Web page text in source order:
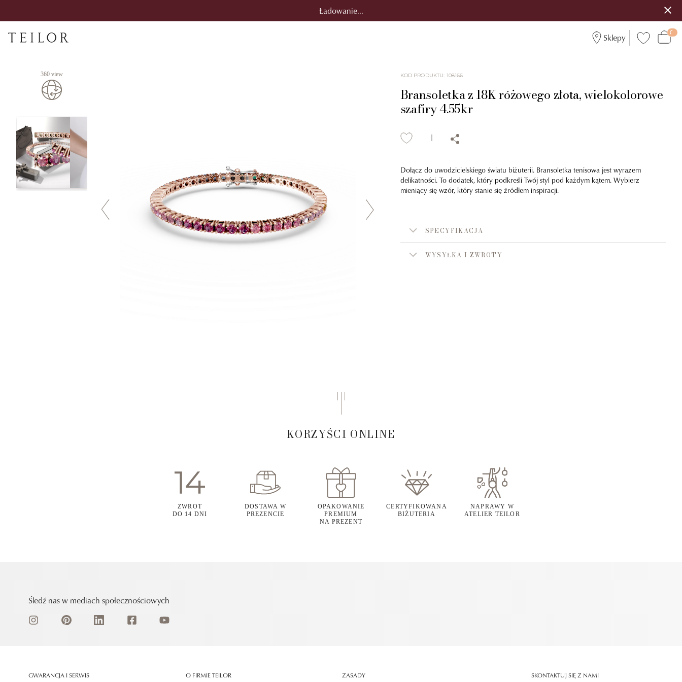
Ładowanie...
Sklepy
360 view KOD PRODUKTU: 108166
Bransoletka z 18K różowego złota, wielokolorowe
szafiry 4.55kr
Dołącz do uwodzicielskiego światu biżuterii. Bransoletka tenisowa jest wyrazem
delikatności. To dodatek, który podkreśli Twój styl pod każdym kątem. Wybierz
mieniący się wzór, który stanie się źródłem inspiracji.
SPECYFIKACJA
WYSYŁKA I ZWROTY
KORZYŚCI ONLINE
ZWROT
DO 14 DNI
DOSTAWA W
PREZENCIE
OPAKOWANIE
PREMIUM
NA PREZENT
CERTYFIKOWANA
BIŻUTERIA
NAPRAWY W
ATELIER TEILOR
Śledź nas w mediach społecznościowych
GWARANCJA I SERWIS O FIRMIE TEILOR ZASADY SKONTAKTUJ SIĘ Z NAMI